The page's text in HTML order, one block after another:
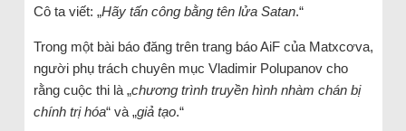
Cô ta viết: „Hãy tấn công bằng tên lửa Satan.“
Trong một bài báo đăng trên trang báo AiF của Matxcơva,
người phụ trách chuyên mục Vladimir Polupanov cho
rằng cuộc thi là „chương trình truyền hình nhàm chán bị
chính trị hóa“ và „giả tạo.“